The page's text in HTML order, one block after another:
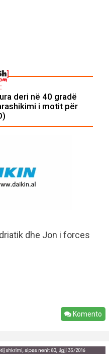
deri në 40 gradë
i motit për
dhe Jon i forces
Komento